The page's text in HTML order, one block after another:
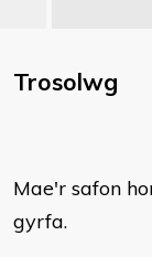
Trosolwg
Mae'r safon
gyrfa.